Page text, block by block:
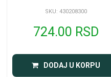
SKU: 430208300
724.00 RSD
DODAJ U KORPU